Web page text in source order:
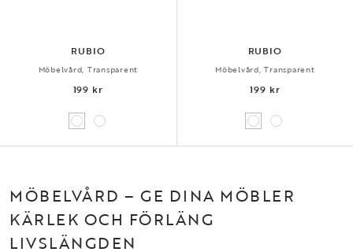
RUBIO
Möbelvård, Transparent
199 kr
RUBIO
Möbelvård, Transparent
199 kr
MÖBELVÅRD – GE DINA MÖBLER
KÄRLEK OCH FÖRLÄNG
LIVSLÄNGDEN